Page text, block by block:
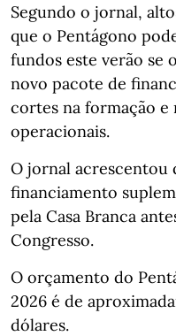
Segundo o jornal,
que o Pentágono
fundos este verão se
novo pacote de
cortes na formação e
operacionais.
O jornal acrescentou
financiamento
pela Casa Branca
Congresso.
O orçamento do
2026 é de
dólares.